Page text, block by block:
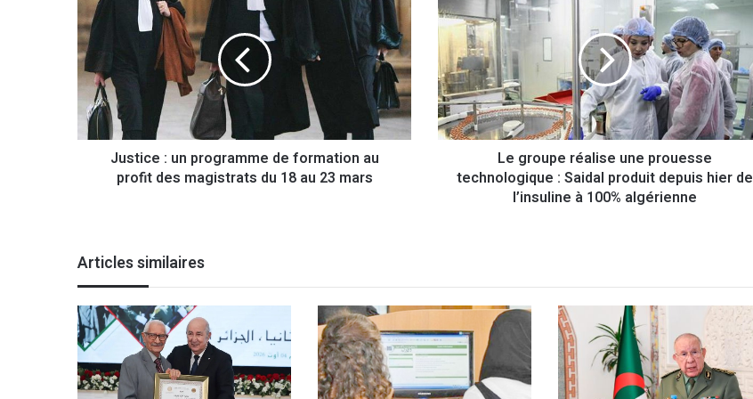
s
t
i
c
e
u
a
m
m
e
d
e
f
Justice : un programme de formation au
profit des magistrats du 18 au 23 mars
e
g
r
o
u
p
e
r
n
e
r
u
Le groupe réalise une prouesse
technologique : Saidal produit depuis hier de
l’insuline à 100% algérienne
Articles similaires